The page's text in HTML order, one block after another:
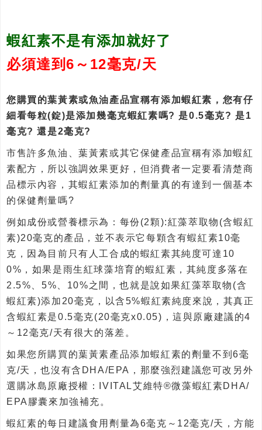
蝦紅素不是有添加就好了
必須達到6～12毫克/天
您購買的葉黃素或魚油產品宣稱有添加蝦紅素，您有仔
細看每粒(錠)是添加幾毫克蝦紅素嗎? 是0.5毫克? 是1
毫克? 還是2毫克?
市售許多魚油、葉黃素或其它保健產品宣稱有添加蝦紅
素配方，所以強調效果更好，但消費者一定要看清楚商
品標示內容，其蝦紅素添加的劑量真的有達到一個基本
的保健劑量嗎?
例如成份或營養標示為：每份(2顆):紅藻萃取物(含蝦紅
素)20毫克的產品，並不表示它每顆含有蝦紅素10毫
克，因為目前只有人工合成的蝦紅素其純度可達10
0%，如果是雨生紅球藻培育的蝦紅素，其純度多落在
2.5%、5%、10%之間，也就是說如果紅藻萃取物(含
蝦紅素)添加20毫克，以含5%蝦紅素純度來說，其真正
含蝦紅素是0.5毫克(20毫克x0.05)，這與原廠建議的4
～12毫克/天有很大的落差。
如果您所購買的葉黃素產品添加蝦紅素的劑量不到6毫
克/天，也沒有含DHA/EPA，那麼強烈建議您可改另外
選購冰島原廠授權：IVITAL艾維特®微藻蝦紅素DHA/
EPA膠囊來加強補充。
蝦紅素的每日建議食用劑量為6毫克～12毫克/天，方能